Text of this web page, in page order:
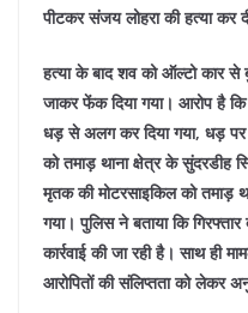
पीटकर संजय लोहरा की हत्या कर
हत्या के बाद शव को ऑल्टो कार से
जाकर फेंक दिया गया। आरोप है
धड़ से अलग कर दिया गया, धड़ पर
को तमाड़ थाना क्षेत्र के सुंदरडीह
मृतक की मोटरसाइकिल को तमाड़
गया।पुलिस ने बताया कि
कार्रवाई की जा रही है। साथ ही
आरोपितों की संलिप्तता को लेकर